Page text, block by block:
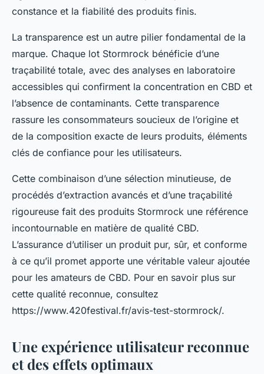
constance et la fiabilité des produits finis.
La transparence est un autre pilier fondamental de la
marque. Chaque lot Stormrock bénéficie d’une
traçabilité totale, avec des analyses en laboratoire
accessibles qui confirment la concentration en CBD et
l’absence de contaminants. Cette transparence
rassure les consommateurs soucieux de l’origine et
de la composition exacte de leurs produits, éléments
clés de confiance pour les utilisateurs.
Cette combinaison d’une sélection minutieuse, de
procédés d’extraction avancés et d’une traçabilité
rigoureuse fait des produits Stormrock une référence
incontournable en matière de qualité CBD.
L’assurance d’utiliser un produit pur, sûr, et conforme
à ce qu’il promet apporte une véritable valeur ajoutée
pour les amateurs de CBD. Pour en savoir plus sur
cette qualité reconnue, consultez
https://www.420festival.fr/avis-test-stormrock/.
Une expérience utilisateur reconnue
et des effets optimaux